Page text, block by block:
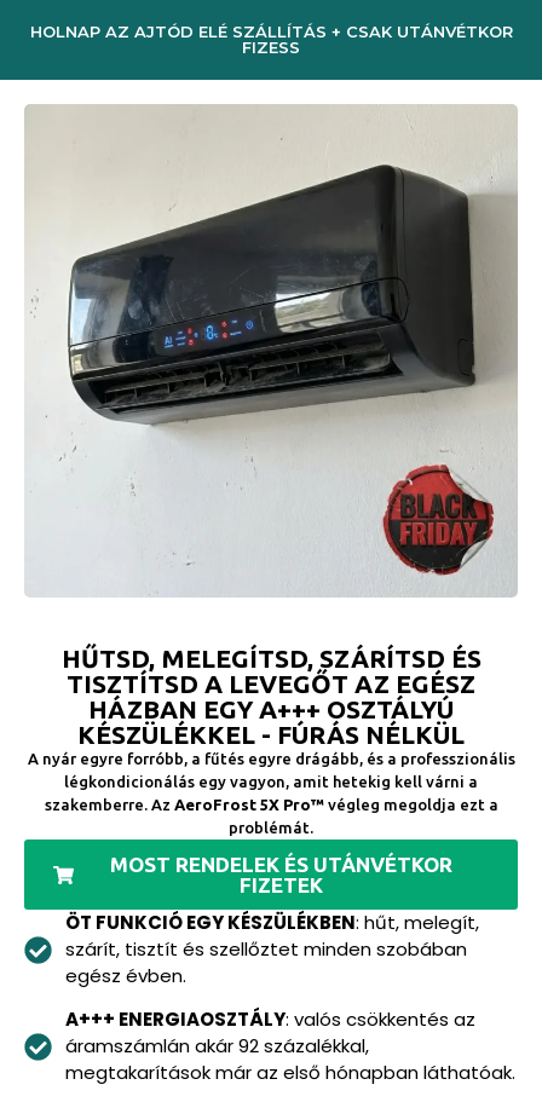
HOLNAP AZ AJTÓD ELÉ SZÁLLÍTÁS + CSAK UTÁNVÉTKOR
FIZESS
HŰTSD, MELEGÍTSD, SZÁRÍTSD ÉS
TISZTÍTSD A LEVEGŐT AZ EGÉSZ
HÁZBAN EGY A+++ OSZTÁLYÚ
KÉSZÜLÉKKEL - FÚRÁS NÉLKÜL
A nyár egyre forróbb, a fűtés egyre drágább, és a professzionális
légkondicionálás egy vagyon, amit hetekig kell várni a
szakemberre. Az AeroFrost 5X Pro™végleg megoldja ezt a
problémát.
MOST RENDELEK ÉS UTÁNVÉTKOR
FIZETEK
ÖT FUNKCIÓ EGY KÉSZÜLÉKBEN: hűt, melegít,
szárít, tisztít és szellőztet minden szobában
egész évben.
A+++ ENERGIAOSZTÁLY: valós csökkentés az
áramszámlán akár 92 százalékkal,
megtakarítások már az első hónapban láthatóak.